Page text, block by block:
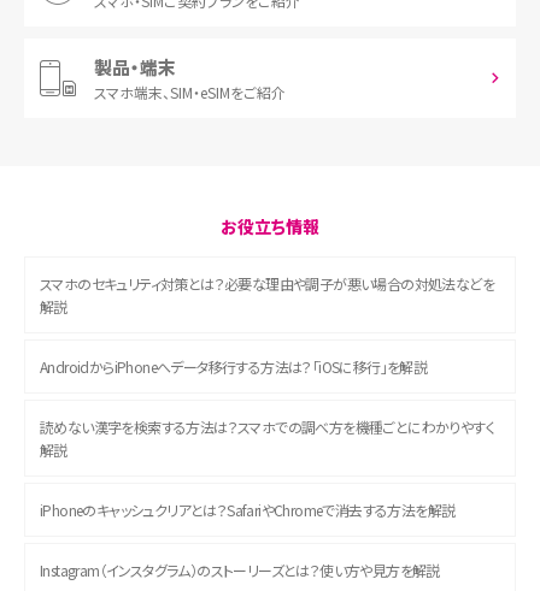
製品・端末
スマホ端末、SIM・eSIMをご紹介
お役立ち情報
スマホのセキュリティ対策とは？必要な理由や調子が悪い場合の対処法などを
解説
AndroidからiPhoneへデータ移行する方法は？「iOSに移行」を解説
読めない漢字を検索する方法は？スマホでの調べ方を機種ごとにわかりやすく
解説
iPhoneのキャッシュクリアとは？SafariやChromeで消去する方法を解説
Instagram（インスタグラム）のストーリーズとは？使い方や見方を解説